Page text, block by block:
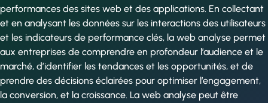
performances des sites web et des applications. En collectant
et en analysant les données sur les interactions des utilisateurs
et les indicateurs de performance clés, la web analyse permet
aux entreprises de comprendre en profondeur l’audience et le
marché, d’identifier les tendances et les opportunités, et de
prendre des décisions éclairées pour optimiser l’engagement,
la conversion, et la croissance. La web analyse peut être